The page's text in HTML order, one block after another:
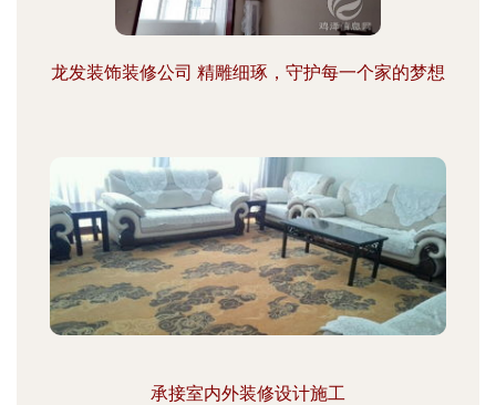
龙发装饰装修公司 精雕细琢，守护每一个家的梦想
承接室内外装修设计施工